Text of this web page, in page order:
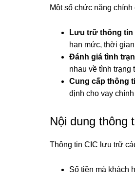
Một số chức năng chính
Lưu trữ thông tin
hạn mức, thời
Đánh giá tình
nhau về tình trạng
Cung cấp thông
định cho vay
Nội dung thông
Thông tin CIC lưu trữ
Số tiền mà khách